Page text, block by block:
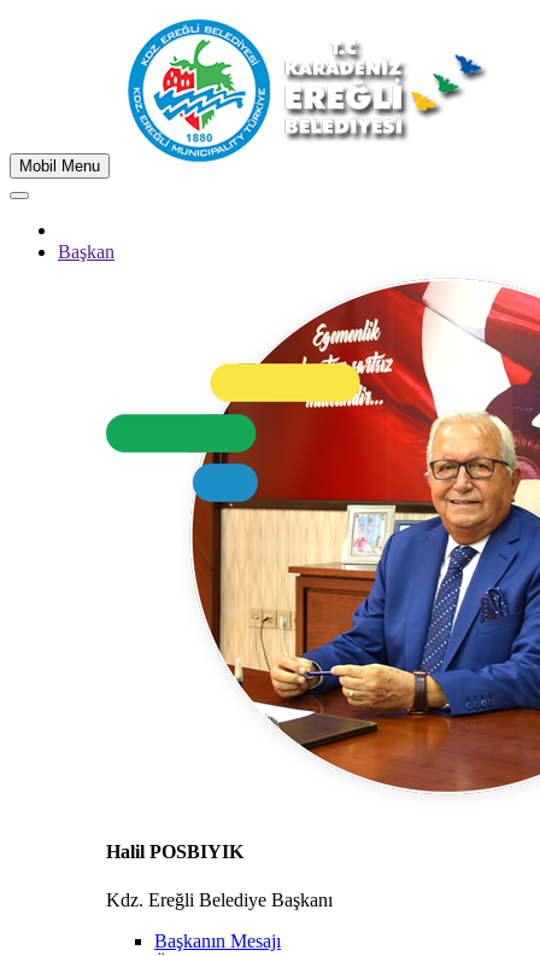
Mobil Menu
Başkan
Halil POSBIYIK
Kdz. Ereğli Belediye Başkanı
Başkanın Mesajı